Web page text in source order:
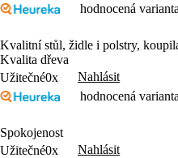
hodnocená
Kvalitní stůl, židle i polstry,
Kvalita dřeva
Užitečné0x
Nahlásit
hodnocená
Spokojenost
Užitečné0x
Nahlásit